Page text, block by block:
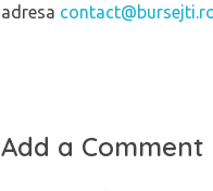
adresa
Add a Comment